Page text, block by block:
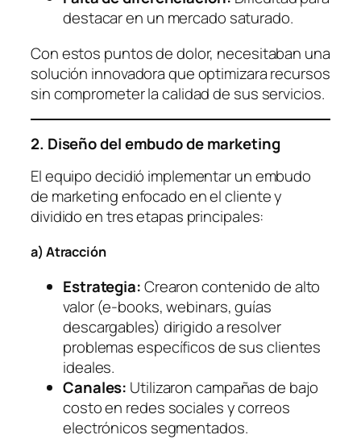
destacar en un mercado saturado.
Con estos puntos de dolor, necesitaban una
solución innovadora que optimizara recursos
sin comprometer la calidad de sus servicios.
2. Diseño del embudo de marketing
El equipo decidió implementar un embudo
de marketing enfocado en el cliente y
dividido en tres etapas principales:
a) Atracción
Estrategia:Crearon contenido de alto
valor (e-books, webinars, guías
descargables) dirigido a resolver
problemas específicos de sus clientes
ideales.
Canales: Utilizaron campañas de bajo
costo en redes sociales y correos
electrónicos segmentados.